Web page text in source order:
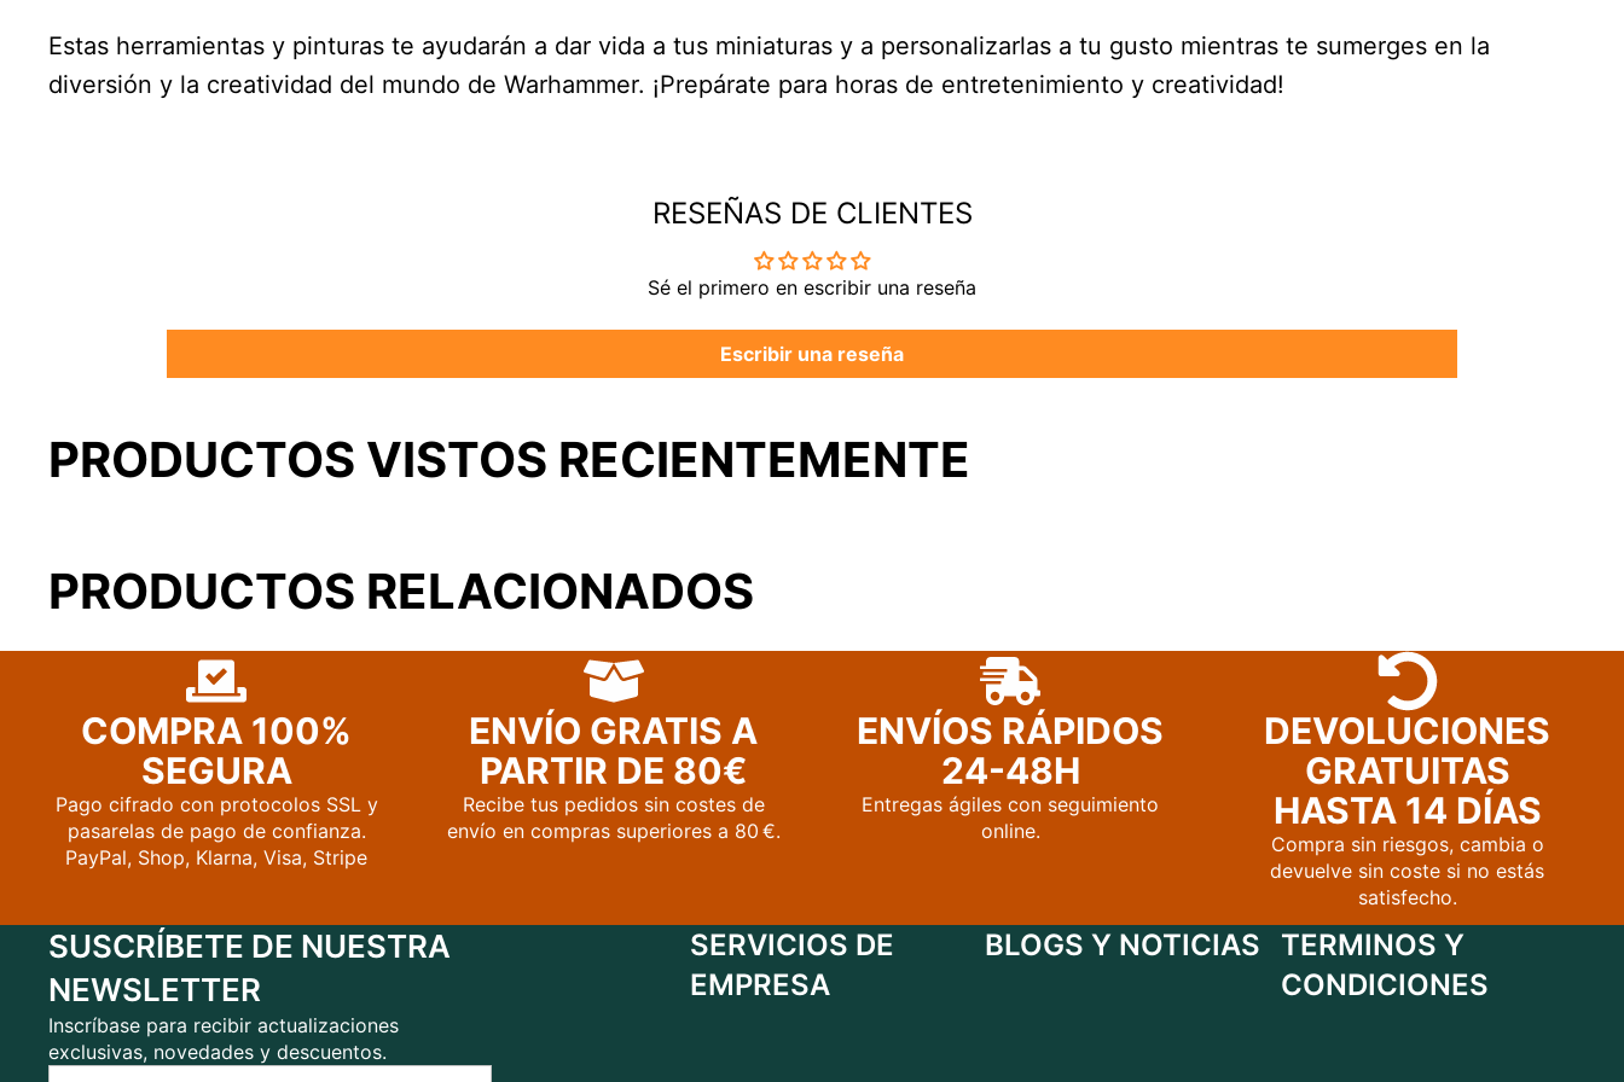
Estas herramientas y pinturas te ayudarán a dar vida a tus miniaturas y a personalizarlas a tu gusto mientras te sumerges en la
diversión y la creatividad del mundo de Warhammer. ¡Prepárate para horas de entretenimiento y creatividad!
RESEÑAS DE CLIENTES
Sé el primero en escribir una reseña
Escribir una reseña
PRODUCTOS VISTOS RECIENTEMENTE
PRODUCTOS RELACIONADOS
COMPRA 100%
SEGURA
Pago cifrado con protocolos SSL y
pasarelas de pago de confianza.
PayPal, Shop, Klarna, Visa, Stripe
ENVÍO GRATIS A
PARTIR DE 80€
Recibe tus pedidos sin costes de
envío en compras superiores a 80 €.
ENVÍOS RÁPIDOS
24-48H
Entregas ágiles con seguimiento
online.
DEVOLUCIONES
GRATUITAS
HASTA 14 DÍAS
Compra sin riesgos, cambia o
devuelve sin coste si no estás
satisfecho.
SUSCRÍBETE DE NUESTRA
NEWSLETTER
Inscríbase para recibir actualizaciones
exclusivas, novedades y descuentos.
SERVICIOS DE
EMPRESA
BLOGS Y NOTICIAS
TERMINOS Y
CONDICIONES